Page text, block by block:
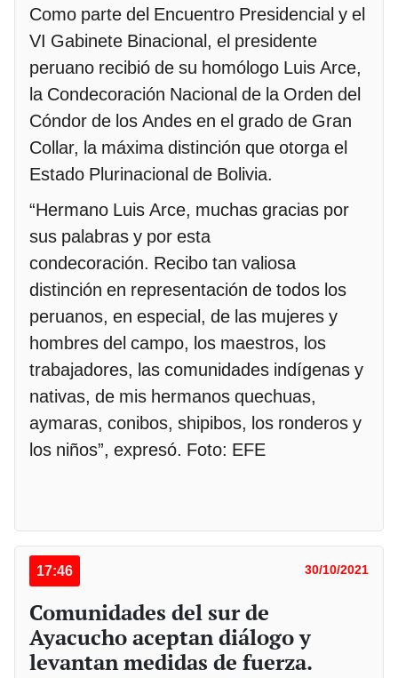
Como parte del Encuentro Presidencial y el
VI Gabinete Binacional, el presidente
peruano recibió de su homólogo Luis Arce,
la Condecoración Nacional de la Orden del
Cóndor de los Andes en el grado de Gran
Collar, la máxima distinción que otorga el
Estado Plurinacional de Bolivia.
“Hermano Luis Arce, muchas gracias por
sus palabras y por esta
condecoración. Recibo tan valiosa
distinción en representación de todos los
peruanos, en especial, de las mujeres y
hombres del campo, los maestros, los
trabajadores, las comunidades indígenas y
nativas, de mis hermanos quechuas,
aymaras, conibos, shipibos, los ronderos y
los niños”, expresó. Foto: EFE
17:46 30/10/2021
Comunidades del sur de
Ayacucho aceptan diálogo y
levantan medidas de fuerza.